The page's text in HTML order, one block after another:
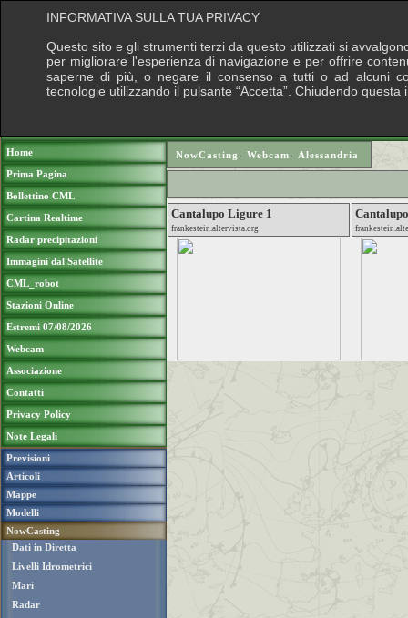
Home
Prima Pagina
Bollettino CML
Cartina Realtime
Radar precipitazioni
Immagini dal Satellite
CML_robot
Stazioni Online
Estremi 07/08/2026
Webcam
Associazione
Contatti
Privacy Policy
Note Legali
Previsioni
Articoli
Mappe
Modelli
NowCasting
Dati in Diretta
Livelli Idrometrici
Mari
Radar
NowCasting › Webcam› Alessandria
Cantalupo Ligure 1
frankestein.altervista.org
INFORMATIVA SULLA TUA PRIVACY
Questo sito e gli strumenti terzi da questo utilizzati si
per migliorare l'esperienza di navigazione e per offrire
saperne di più, o negare il consenso a tutti o ad alcuni
tecnologie utilizzando il pulsante “Accetta”. Chiudendo